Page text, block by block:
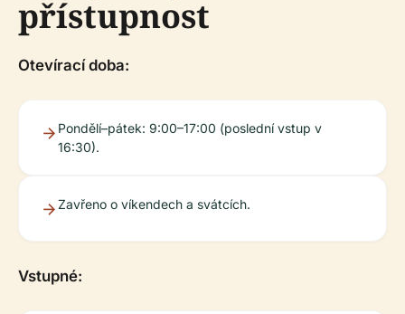
přístupnost
Otevírací doba:
Pondělí–pátek: 9:00–17:00 (poslední vstup v
16:30).
Zavřeno o víkendech a svátcích.
Vstupné: